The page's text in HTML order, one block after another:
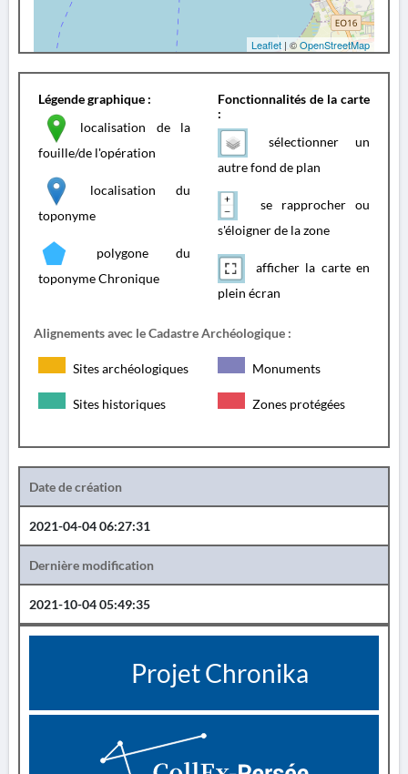
Leaflet | ©OpenStreetMap
Légende graphique :
localisation de la
fouille/de l'opération
localisation du
toponyme
polygone du
toponyme Chronique
Fonctionnalités de la carte
:
sélectionner un
autre fond de plan
se rapprocher ou
s'éloigner de la zone
afficher la carte en
plein écran
Alignements avec le Cadastre Archéologique :
Sites archéologiques Monuments
Sites historiques Zones protégées
Date de création
2021-04-04 06:27:31
Dernière modification
2021-10-04 05:49:35
Projet Chronika